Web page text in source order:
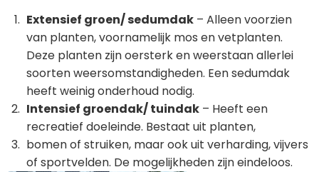
Extensief groen/ sedumdak – Alleen voorzien
van planten, voornamelijk mos en vetplanten.
Deze planten zijn oersterk en weerstaan allerlei
soorten weersomstandigheden. Een sedumdak
heeft weinig onderhoud nodig.
Intensief groendak/ tuindak – Heeft een
recreatief doeleinde. Bestaat uit planten,
bomen of struiken, maar ook uit verharding, vijvers
of sportvelden. De mogelijkheden zijn eindeloos.